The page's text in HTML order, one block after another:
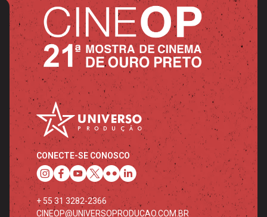
CONECTE-SE CONOSCO
+ 55 31 3282-2366
CINEOP@UNIVERSOPRODUCAO.COM.BR